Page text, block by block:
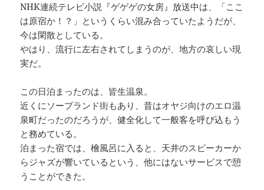
NHK連続テレビ小説『ゲゲゲの女房』放送中は、「ここ
は原宿か！？」というくらい混み合っていたようだが、
今は閑散としている。
やはり、流行に左右されてしまうのが、地方の哀しい現
実だ。
この日泊まったのは、皆生温泉。
近くにソープランド街もあり、昔はオヤジ向けのエロ温
泉町だったのだろうが、健全化して一般客を呼び込もう
と務めている。
泊まった宿では、檜風呂に入ると、天井のスピーカーか
らジャズが響いているという、他にはないサービスで憩
うことができた。